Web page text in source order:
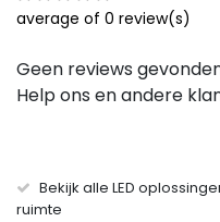
average of 0 review(s)
Geen reviews
Help ons en andere
Bekijk alle LED
ruimte